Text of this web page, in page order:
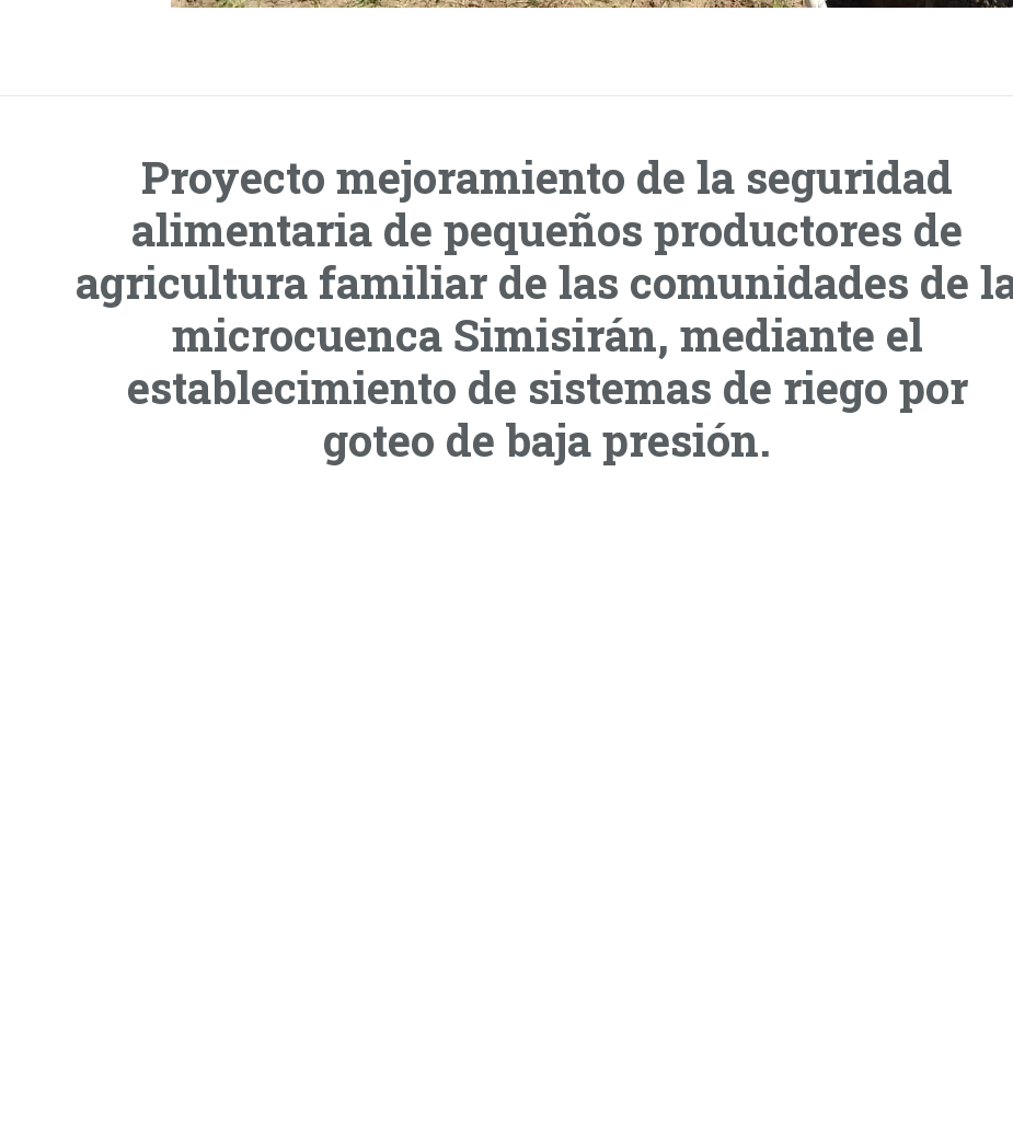
Proyecto mejoramiento de la seguridad
alimentaria de pequeños productores de
agricultura familiar de las comunidades de
microcuenca Simisirán, mediante el
establecimiento de sistemas de riego por
goteo de baja presión.